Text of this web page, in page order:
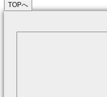
TOPへ